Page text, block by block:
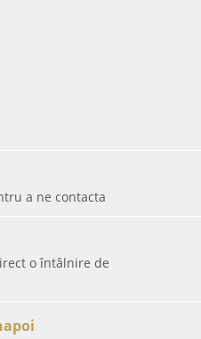
a ne contacta
o întâlnire de